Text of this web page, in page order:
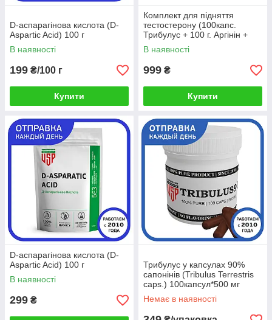
D-аспарагінова кислота (D-
Aspartic Acid) 100 г
В наявності
199 ₴/100 г
Купити
Комплект для підняття
тестостерону (100капс.
Трибулус + 100 г. Аргінін +
100 г. D.A.A.)
В наявності
999 ₴
Купити
D-аспарагінова кислота (D-
Aspartic Acid) 100 г
В наявності
299 ₴
Трибулус у капсулах 90%
сапонінів (Tribulus Terrestris
caps.) 100капсул*500 мг
Немає в наявності